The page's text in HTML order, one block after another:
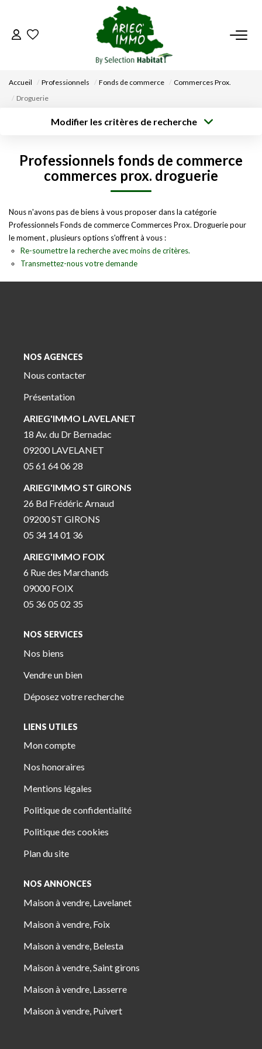
ACCUEIL
VENDRE UN BIEN
DÉPOSEZ VOTRE RECHERCHE
CONTACT
EN
Accueil Professionnels Fonds de commerce
Commerces Prox.
Droguerie
Modifier les critères de recherche
Type de bien
Budget max
Professionnels fonds de commerce
commerces prox. droguerie
Nous n'avons pas de biens à vous proposer dans la catégorie
Professionnels Fonds de commerce Commerces Prox. Droguerie pour
le moment , plusieurs options s'offrent à vous :
Re-soumettre la recherche avec moins de critères.
Transmettez-nous votre demande
NOS AGENCES
Nous contacter
Présentation
ARIEG'IMMO LAVELANET
18 Av. du Dr Bernadac
09200 LAVELANET
05 61 64 06 28
ARIEG'IMMO ST GIRONS
26 Bd Frédéric Arnaud
09200 ST GIRONS
05 34 14 01 36
ARIEG'IMMO FOIX
6 Rue des Marchands
09000 FOIX
05 36 05 02 35
NOS SERVICES
Nos biens
Vendre un bien
Déposez votre recherche
LIENS UTILES
Mon compte
Nos honoraires
Mentions légales
Politique de confidentialité
Politique des cookies
Plan du site
NOS ANNONCES
Maison à vendre, Lavelanet
Maison à vendre, Foix
Maison à vendre, Belesta
Maison à vendre, Saint girons
Maison à vendre, Lasserre
Maison à vendre, Puivert